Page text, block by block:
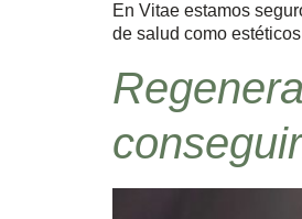
En Vitae estamos
de salud como